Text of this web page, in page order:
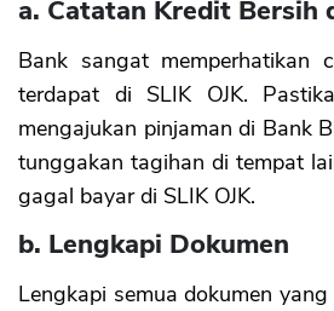
a. Catatan Kredit Bersih
Bank sangat memperhatikan
terdapat di SLIK OJK.
mengajukan pinjaman di Bank
tunggakan tagihan di tempat
gagal bayar di SLIK OJK.
b. Lengkapi Dokumen
Lengkapi semua dokumen